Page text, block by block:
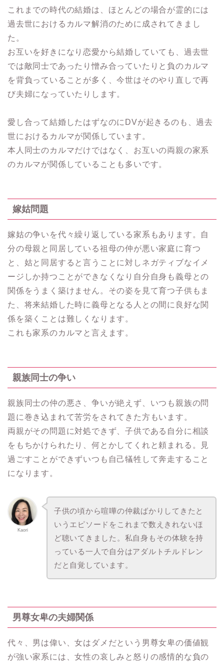
これまでの時代の結婚は、ほとんどの場合が霊的には
過去世におけるカルマ解消のために成されてきまし
た。
お互いを好きになり恋愛から結婚していても、過去世
では敵同士であったり憎み合っていたりと負のカルマ
を背負っていることが多く、今世はそのやり直しで再
び夫婦になっていたりします。
愛し合って結婚したはずなのにDVが起きるのも、過去
世におけるカルマが関係しています。
本人同士のカルマだけではなく、お互いの両親の家系
のカルマが関係していることも多いです。
嫁姑問題
嫁姑の争いを代々繰り返している家系もあります。自
分の母親と同居している祖母の仲が悪い家庭に育つ
と、姑と同居すると言うことに対しネガティブなイメ
ージしか持つことができなくなり自分自身も義母との
関係をうまく築けません。その姿を見て育つ子供もま
た、将来結婚した時に義母となる人との間に良好な関
係を築くことは難しくなります。
これも家系のカルマと言えます。
親族同士の争い
親族同士の仲の悪さ、争いが絶えず、いつも親族の問
題に巻き込まれて苦労をされてきた方もいます。
両親がその問題に対処できず、子供である自分に相談
をもちかけられたり、何とかしてくれと頼まれる。見
過ごすことができずいつも自己犠牲して奔走すること
になります。
Kaori
子供の頃から喧嘩の仲裁ばかりしてきたと
いうエピソードをこれまで数えきれないほ
ど聴いてきました。私自身もその体験を持
っている一人で自分はアダルトチルドレン
だと自覚しています。
男尊女卑の夫婦関係
代々、男は偉い、女はダメだという男尊女卑の価値観
が強い家系には、女性の哀しみと怒りの感情的な負の